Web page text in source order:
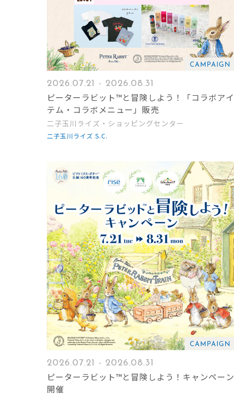
CAMPAIGN
2026.07.21 - 2026.08.31
ピーターラビット™と冒険しよう！「コラボアイ
テム・コラボメニュー」販売
二子玉川ライズ・ショッピングセンター
二子玉川ライズ S.C.
CAMPAIGN
2026.07.21 - 2026.08.31
ピーターラビット™と冒険しよう！キャンペーン
開催